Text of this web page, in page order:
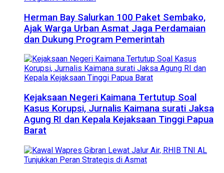
Herman Bay Salurkan 100 Paket Sembako,
Ajak Warga Urban Asmat Jaga Perdamaian
dan Dukung Program Pemerintah
Kejaksaan Negeri Kaimana Tertutup Soal
Kasus Korupsi, Jurnalis Kaimana surati Jaksa
Agung RI dan Kepala Kejaksaan Tinggi Papua
Barat